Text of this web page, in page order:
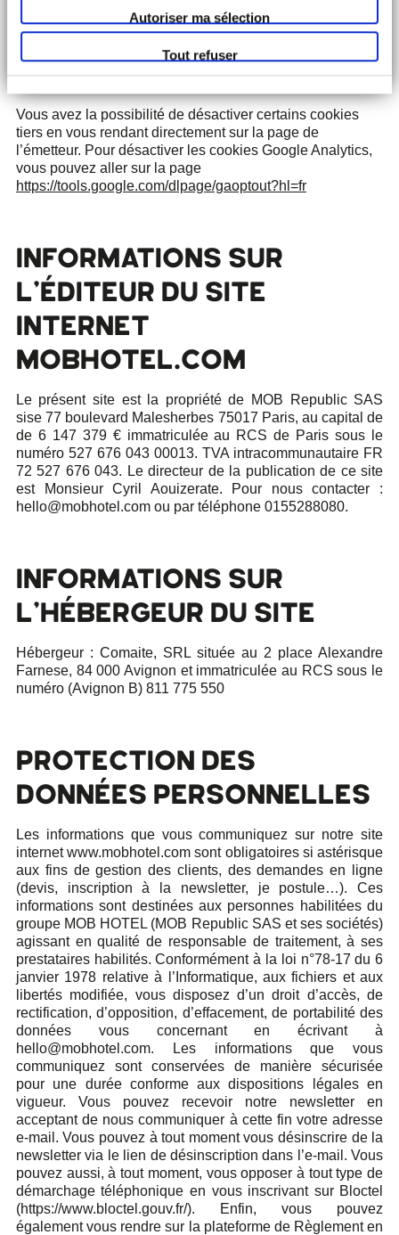
Autoriser ma sélection
Tout refuser
Sur Android :
https://support.google.com/chrome/topic/3434352
Vous avez la possibilité de désactiver certains cookies
tiers en vous rendant directement sur la page de
l’émetteur. Pour désactiver les cookies Google Analytics,
vous pouvez aller sur la page
https://tools.google.com/dlpage/gaoptout?hl=fr
INFORMATIONS SUR
L’ÉDITEUR DU SITE
INTERNET
MOBHOTEL.COM
Le présent site est la propriété de MOB Republic SAS
sise 77 boulevard Malesherbes 75017 Paris, au capital de
de 6 147 379 € immatriculée au RCS de Paris sous le
numéro 527 676 043 00013. TVA intracommunautaire FR
72 527 676 043. Le directeur de la publication de ce site
est Monsieur Cyril Aouizerate. Pour nous contacter :
hello@mobhotel.comou par téléphone 0155288080.
INFORMATIONS SUR
L’HÉBERGEUR DU SITE
Hébergeur : Comaite, SRL située au 2 place Alexandre
Farnese, 84 000 Avignon et immatriculée au RCS sous le
numéro (Avignon B) 811 775 550
PROTECTION DES
DONNÉES PERSONNELLES
Les informations que vous communiquez sur notre site
internet www.mobhotel.com sont obligatoires si astérisque
aux fins de gestion des clients, des demandes en ligne
(devis, inscription à la newsletter, je postule…). Ces
informations sont destinées aux personnes habilitées du
groupe MOB HOTEL (MOB Republic SAS et ses sociétés)
agissant en qualité de responsable de traitement, à ses
prestataires habilités. Conformément à la loi n°78-17 du 6
janvier 1978 relative à l’Informatique, aux fichiers et aux
libertés modifiée, vous disposez d’un droit d’accès, de
rectification, d’opposition, d’effacement, de portabilité des
données vous concernant en écrivant à
hello@mobhotel.com. Les informations que vous
communiquez sont conservées de manière sécurisée
pour une durée conforme aux dispositions légales en
vigueur. Vous pouvez recevoir notre newsletter en
acceptant de nous communiquer à cette fin votre adresse
e-mail. Vous pouvez à tout moment vous désinscrire de la
newsletter via le lien de désinscription dans l’e-mail. Vous
pouvez aussi, à tout moment, vous opposer à tout type de
démarchage téléphonique en vous inscrivant sur Bloctel
(https://www.bloctel.gouv.fr/). Enfin, vous pouvez
également vous rendre sur la plateforme de Règlement en